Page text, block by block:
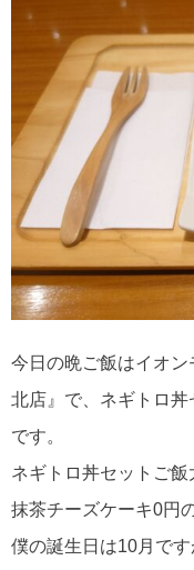
今日の晩ご飯はイオ
北店』で、ネギトロ
です。
ネギトロ丼セットご
抹茶チーズケーキ0円
僕の誕生日は10月で